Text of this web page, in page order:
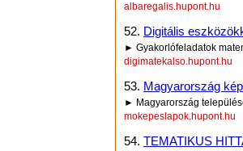
albaregalis.hupont.hu
52. Digitális
► Gyakorlófeladatok
digimatekalso.hupont.hu
53. Magyarország
► Magyarország
mokepeslapok.hupont.hu
54. TEMATIKUS